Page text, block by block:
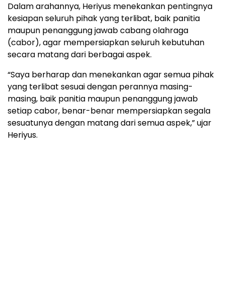
Dalam arahannya, Heriyus menekankan pentingnya
kesiapan seluruh pihak yang terlibat, baik panitia
maupun penanggung jawab cabang olahraga
(cabor), agar mempersiapkan seluruh kebutuhan
secara matang dari berbagai aspek.
“Saya berharap dan menekankan agar semua pihak
yang terlibat sesuai dengan perannya masing-
masing, baik panitia maupun penanggung jawab
setiap cabor, benar-benar mempersiapkan segala
sesuatunya dengan matang dari semua aspek,” ujar
Heriyus.